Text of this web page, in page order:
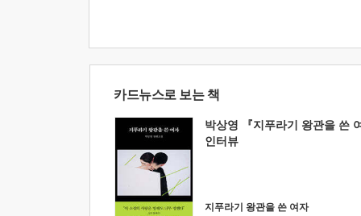
카드뉴스로 보는 책
박상영 『지푸라기 왕관을 쓴
인터뷰
지푸라기 왕관을 쓴 여자